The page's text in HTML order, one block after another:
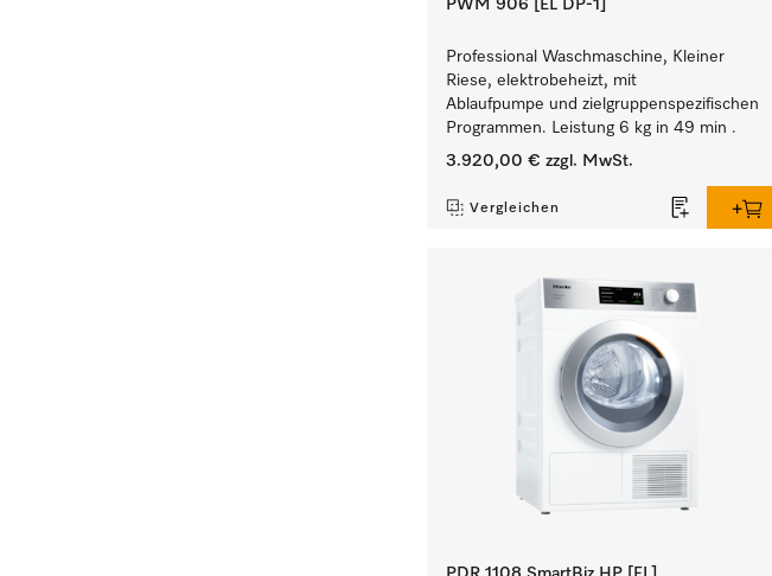
PWM 906 [EL DP-1]
Professional Waschmaschine, Kleiner
Riese, elektrobeheizt, mit
Ablaufpumpe und zielgruppenspezifischen
Programmen. Leistung 6 kg in 49 min .
3.920,00 € zzgl. MwSt.
Vergleichen